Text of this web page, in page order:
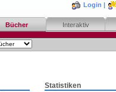
Login |
Bücher Interaktiv
Statistiken